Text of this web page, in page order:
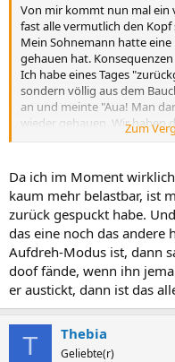
Von mir kommt nun mal ein
fast alle vermutlich den Kopf
Mein Sohnemann hatte
gehauen hat.
Ich habe eines Tages
sondern völlig aus dem
an und meinte "Aua! Man
wieder gehauen. Wir haben
ihm, dass ich ihn nicht
Er meinte dann, das sei
erschrocken hat er sich doll.
auch so geht.
Zum
Da ich im Moment
kaum mehr belastbar, ist
zurück gespuckt habe.
das eine noch das andere
Aufdreh-Modus ist, dann
doof fände, wenn ihn
er austickt, dann ist das
T Thebia
Geliebte(r)